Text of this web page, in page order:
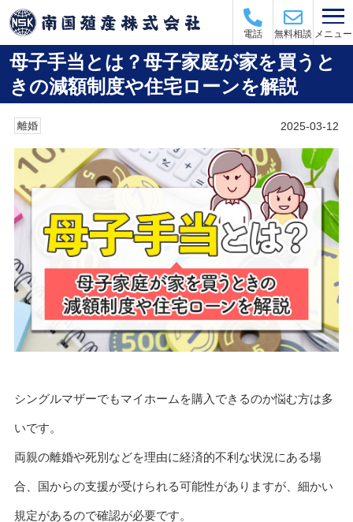
電話 無料相談 メニュー
母子手当とは？母子家庭が家を買うと
きの減額制度や住宅ローンを解説
離婚 2025-03-12
シングルマザーでもマイホームを購入できるのか悩む方は多
いです。
両親の離婚や死別などを理由に経済的不利な状況にある場
合、国からの支援が受けられる可能性がありますが、細かい
規定があるので確認が必要です。